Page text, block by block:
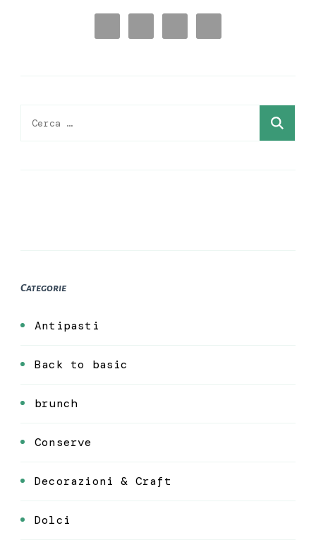
Ricerca
Categorie
Antipasti
Back to basic
brunch
Conserve
Decorazioni & Craft
Dolci